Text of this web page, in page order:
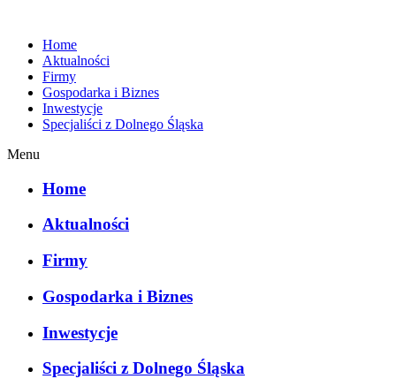
Home
Aktualności
Firmy
Gospodarka i Biznes
Inwestycje
Specjaliści z Dolnego Śląska
Menu
Home
Aktualności
Firmy
Gospodarka i Biznes
Inwestycje
Specjaliści z Dolnego Śląska